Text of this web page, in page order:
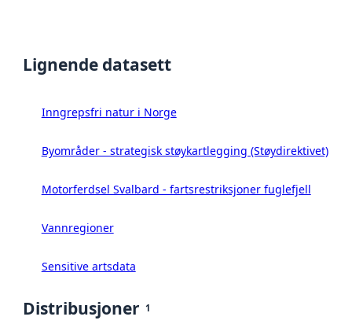
Lignende datasett
Inngrepsfri natur i Norge
Byområder - strategisk støykartlegging (Støydirektivet)
Motorferdsel Svalbard - fartsrestriksjoner fuglefjell
Vannregioner
Sensitive artsdata
Distribusjoner 1